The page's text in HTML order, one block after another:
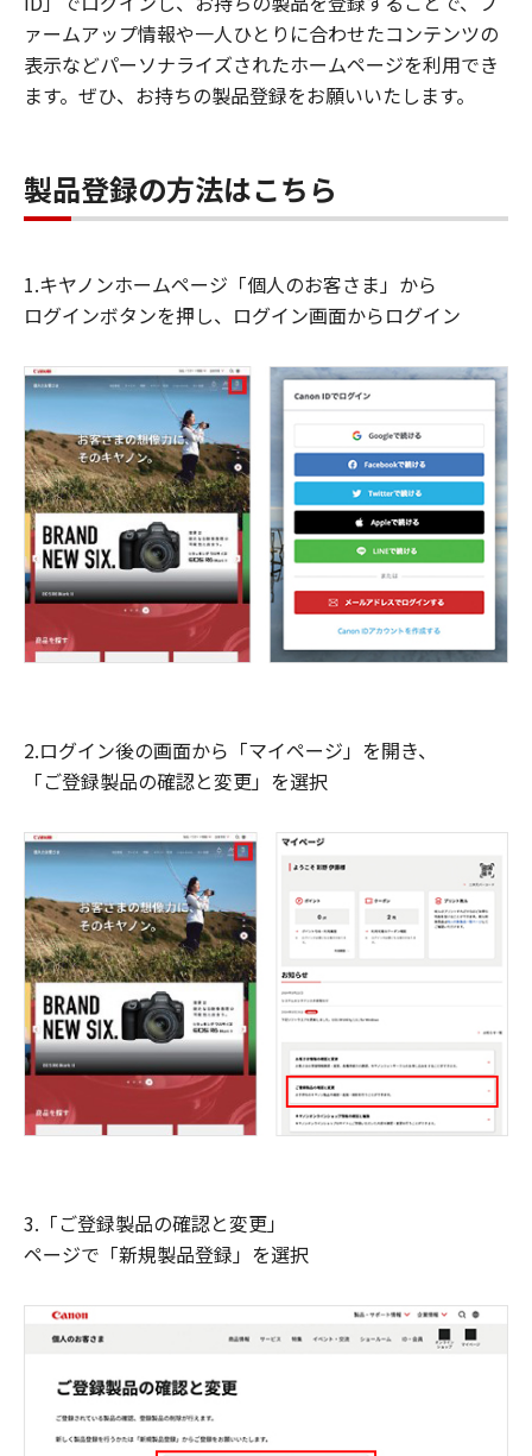
ァームアップ情報や一人ひとりに合わせたコンテンツの
表示などパーソナライズされたホームページを利用でき
ます。ぜひ、お持ちの製品登録をお願いいたします。
製品登録の方法はこちら
1.キヤノンホームページ「個人のお客さま」から
ログインボタンを押し、ログイン画面からログイン
2.ログイン後の画面から「マイページ」を開き、
「ご登録製品の確認と変更」を選択
3.「ご登録製品の確認と変更」
ページで「新規製品登録」を選択